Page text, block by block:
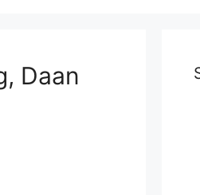
Daan